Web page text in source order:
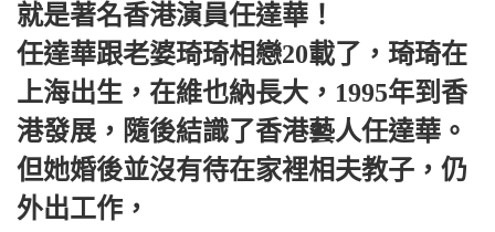
就是著名香港演員任達華！
任達華跟老婆琦琦相戀20載了，琦琦在
上海出生，在維也納長大，1995年到香
港發展，隨後結識了香港藝人任達華。
但她婚後並沒有待在家裡相夫教子，仍
外出工作，